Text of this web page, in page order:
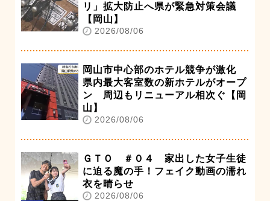
リ」拡大防止へ県が緊急対策会議
【岡山】
2026/08/06
岡山市中心部のホテル競争が激化
県内最大客室数の新ホテルがオープ
ン 周辺もリニューアル相次ぐ【岡
山】
2026/08/06
ＧＴＯ ＃０４ 家出した女子生徒
に迫る魔の手！フェイク動画の濡れ
衣を晴らせ
2026/08/06